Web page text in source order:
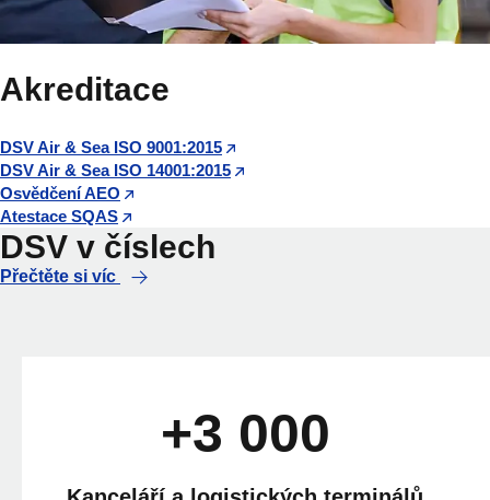
Akreditace
DSV Air & Sea ISO 9001:2015
DSV Air & Sea ISO 14001:2015
Osvědčení AEO
Atestace SQAS
DSV v číslech
Přečtěte si víc
+3 000